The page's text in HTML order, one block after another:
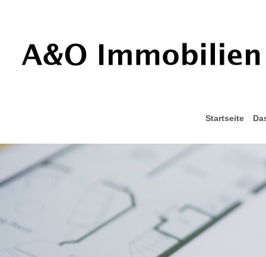
Startseite